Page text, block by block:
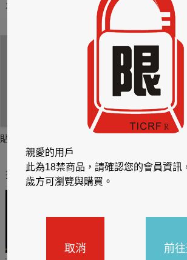
本類暢銷榜
貼身剪裁II：如癮
推薦你買好東西
親愛的用戶
此為18禁商品，請確認您的會員資訊
歲方可瀏覽與購買。
取消 前